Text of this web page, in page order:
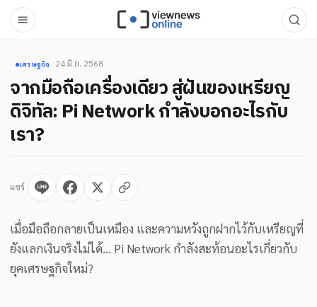
เศรษฐกิจ 24 มิ.ย. 2568
จากมือถือเครื่องเดียว สู่ฝันของเหรียญ
ดิจิทัล: Pi Network กำลังบอกอะไรกับ
เรา?
แชร์
เมื่อมือถือกลายเป็นเหมือง และความหวังถูกฝากไว้กับเหรียญที่
ยังแลกเงินจริงไม่ได้… Pi Network กำลังสะท้อนอะไรเกี่ยวกับ
ยุคเศรษฐกิจใหม่?